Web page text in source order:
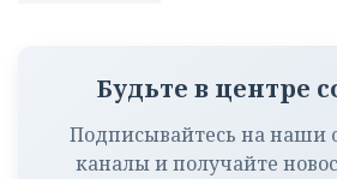
Будьте в центре
Подписывайтесь на наши
каналы и получайте